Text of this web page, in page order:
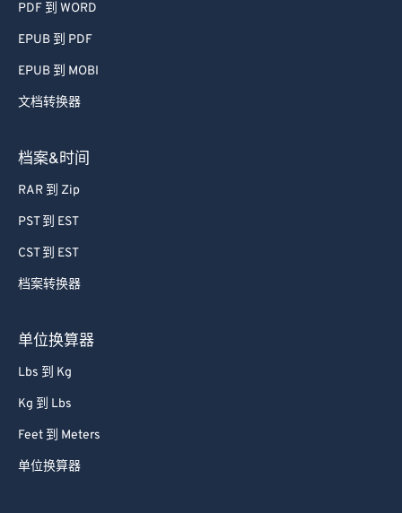
PDF 到 WORD
EPUB 到 PDF
EPUB 到 MOBI
文档转换器
档案&时间
RAR 到 Zip
PST 到 EST
CST 到 EST
档案转换器
单位换算器
Lbs 到 Kg
Kg 到 Lbs
Feet 到 Meters
单位换算器